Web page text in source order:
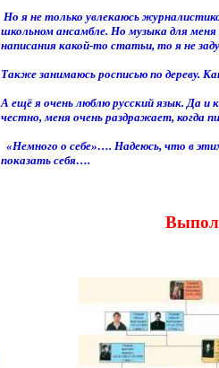
Но я не только увлекаюсь
школьном ансамбле. Но музыка для
написания какой-то статьи, то я не
Также занимаюсь росписью по дереву.
А ещё я очень люблю русский язык. Да и
честно, меня очень раздражает, когда
«Немного о себе»…. Надеюсь, что в
показать себя….